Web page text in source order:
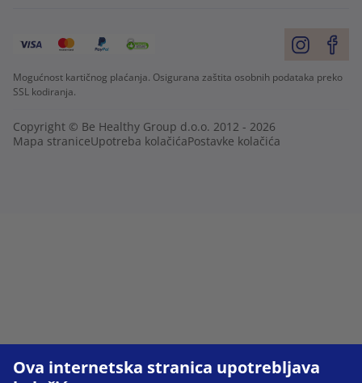
Ova internetska stranica upotrebljava
Mogućnost kartičnog plaćanja. Osigurana zaštita osobnih podataka preko
SSL kodiranja.
Copyright © Be Healthy Group d.o.o. 2012 - 2026
Mapa straniceUpotreba kolačićaPostavke kolačića